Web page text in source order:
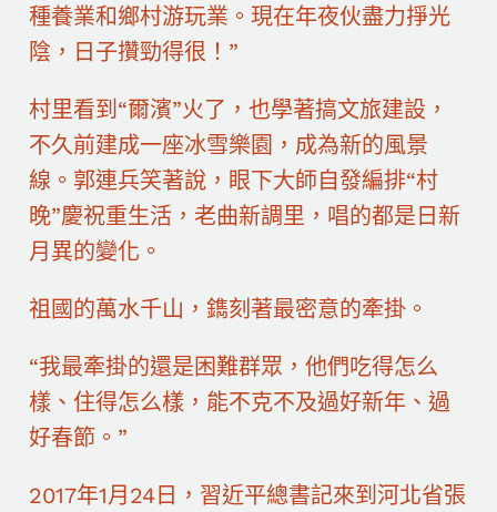
種養業和鄉村游玩業。現在年夜伙盡力掙光
陰，日子攢勁得很！”
村里看到“爾濱”火了，也學著搞文旅建設，
不久前建成一座冰雪樂園，成為新的風景
線。郭連兵笑著說，眼下大師自發編排“村
晚”慶祝重生活，老曲新調里，唱的都是日新
月異的變化。
祖國的萬水千山，鐫刻著最密意的牽掛。
“我最牽掛的還是困難群眾，他們吃得怎么
樣、住得怎么樣，能不克不及過好新年、過
好春節。”
2017年1月24日，習近平總書記來到河北省張